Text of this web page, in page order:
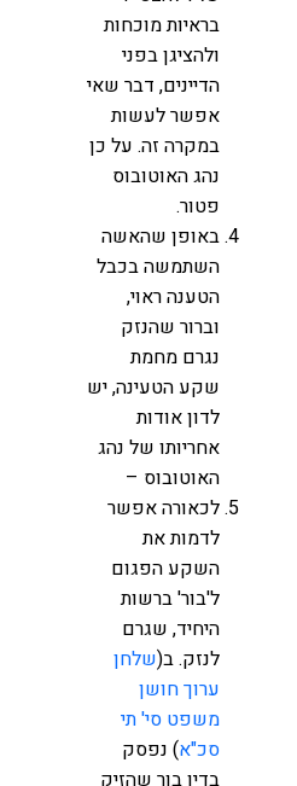
בראיות מוכחות
ולהציגן בפני
הדיינים, דבר שאי
אפשר לעשות
במקרה זה. על כן
נהג האוטובוס
פטור.
באופן שהאשה
השתמשה בכבל
הטענה ראוי,
וברור שהנזק
נגרם מחמת
שקע הטעינה, יש
לדון אודות
אחריותו של נהג
האוטובוס –
לכאורה אפשר
לדמות את
השקע הפגום
ל'בור' ברשות
היחיד, שגרם
לנזק. ב(שלחן
ערוך חושן
משפט סי' תי
סכ"א) נפסק
בדין בור שהזיק